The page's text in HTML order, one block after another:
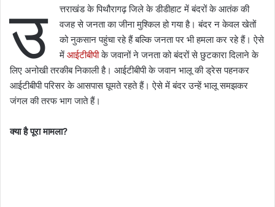
उ
त्तराखंड के पिथौरागढ़ जिले के डीडीहाट में बंदरों के आतंक की
वजह से जनता का जीना मुश्किल हो गया है। बंदर न केवल खेतों
को नुकसान पहुंचा रहे हैं बल्कि जनता पर भी हमला कर रहे हैं। ऐसे
में आईटीबीपीके जवानों ने जनता को बंदरों से छुटकारा दिलाने के
लिए अनोखी तरकीब निकाली है। आईटीबीपी के जवान भालू की ड्रेस पहनकर
आईटीबीपी परिसर के आसपास घूमते रहते हैं। ऐसे में बंदर उन्हें भालू समझकर
जंगल की तरफ भाग जाते हैं।
क्या है पूरा मामला?